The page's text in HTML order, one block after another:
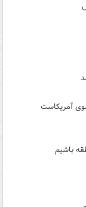
آمریکاست
باشیم